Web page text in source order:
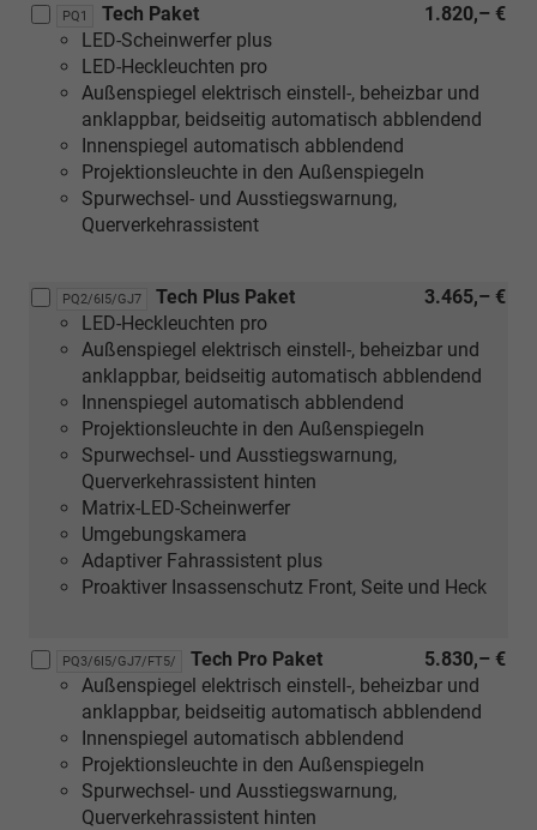
oder
[PQ2]
Tech
Plus
Paket
oder
[PQ3]
Tech
Pro
PQ1 1.820,– €
Tech Paket
LED-Scheinwerfer plus
LED-Heckleuchten pro
Außenspiegel elektrisch einstell-, beheizbar und
anklappbar, beidseitig automatisch abblendend
Innenspiegel automatisch abblendend
Projektionsleuchte in den Außenspiegeln
Spurwechsel- und Ausstiegswarnung,
Querverkehrassistent
PQ2/6I5/GJ7 3.465,– €
Tech Plus Paket
LED-Heckleuchten pro
Außenspiegel elektrisch einstell-, beheizbar und
anklappbar, beidseitig automatisch abblendend
Innenspiegel automatisch abblendend
Projektionsleuchte in den Außenspiegeln
Spurwechsel- und Ausstiegswarnung,
Querverkehrassistent hinten
Matrix-LED-Scheinwerfer
Umgebungskamera
Adaptiver Fahrassistent plus
Proaktiver Insassenschutz Front, Seite und Heck
PQ3/6I5/GJ7/FT5/ 5.830,– €
Tech Pro Paket
Außenspiegel elektrisch einstell-, beheizbar und
anklappbar, beidseitig automatisch abblendend
Innenspiegel automatisch abblendend
Projektionsleuchte in den Außenspiegeln
Spurwechsel- und Ausstiegswarnung,
Querverkehrassistent hinten